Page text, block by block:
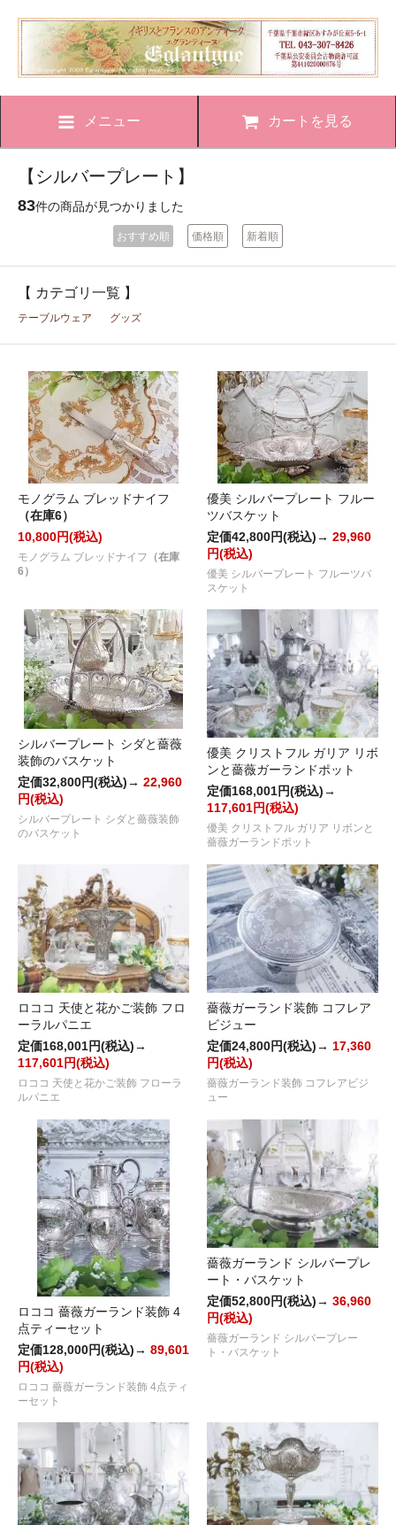
メニュー カートを見る
【シルバープレート】
83件の商品が見つかりました
おすすめ順 価格順 新着順
【 カテゴリ一覧 】
テーブルウェア グッズ
モノグラム ブレッドナイフ
（在庫6）
10,800円(税込)
モノグラム ブレッドナイフ （在庫
6）
優美 シルバープレート フルー
ツバスケット
定価42,800円(税込)→ 29,960
円(税込)
優美 シルバープレート フルーツバ
スケット
シルバープレート シダと薔薇
装飾のバスケット
定価32,800円(税込)→ 22,960
円(税込)
シルバープレート シダと薔薇装飾
のバスケット
優美 クリストフル ガリア リボ
ンと薔薇ガーランドポット
定価168,001円(税込)→
117,601円(税込)
優美 クリストフル ガリア リボンと
薔薇ガーランドポット
ロココ 天使と花かご装飾 フロ
ーラルパニエ
定価168,001円(税込)→
117,601円(税込)
ロココ 天使と花かご装飾 フローラ
ルパニエ
薔薇ガーランド装飾 コフレア
ビジュー
定価24,800円(税込)→ 17,360
円(税込)
薔薇ガーランド装飾 コフレアビジ
ュー
ロココ 薔薇ガーランド装飾 4
点ティーセット
定価128,000円(税込)→ 89,601
円(税込)
ロココ 薔薇ガーランド装飾 4点ティ
ーセット
薔薇ガーランド シルバープレ
ート・バスケット
定価52,800円(税込)→ 36,960
円(税込)
薔薇ガーランド シルバープレー
ト・バスケット